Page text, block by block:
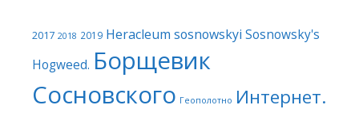
2017 2018 2019 Heracleum sosnowskyi Sosnowsky's
Hogweed. Борщевик
Сосновского Геополотно Интернет.